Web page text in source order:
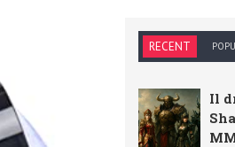
RECENT
Il